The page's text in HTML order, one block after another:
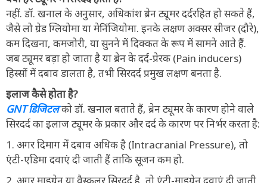
नहीं. डॉ. खनाल के अनुसार, अधिकांश ब्रेन ट्यूमर दर्दरहित हो सकते हैं,
जैसे लो ग्रेड ग्लियोमा या मेनिंजियोमा. इनके लक्षण अक्सर सीजर (दौरे),
कम दिखना, कमजोरी, या सुनने में दिक्कत के रूप में सामने आते हैं.
जब ट्यूमर बड़ा हो जाता है या ब्रेन के दर्द-प्रेरक (Pain inducers)
हिस्सों में दबाव डालता है, तभी सिरदर्द प्रमुख लक्षण बनता है.
इलाज कैसे होता है?
GNT डिजिटलको डॉ. खनाल बताते हैं, ब्रेन ट्यूमर के कारण होने वाले
सिरदर्द का इलाज ट्यूमर के प्रकार और दर्द के कारण पर निर्भर करता है:
1. अगर दिमाग में दबाव अधिक है (Intracranial Pressure), तो
एंटी-एडिमा दवाएं दी जाती हैं ताकि सूजन कम हो.
2. अगर माइग्रेन या वैस्कुलर सिरदर्द है, तो एंटी-माइग्रेन दवाएं दी जाती